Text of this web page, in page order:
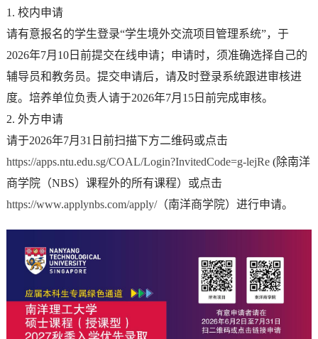
1. 校内申请
请有意报名的学生登录“学生境外交流项目管理系统”，于
2026年7月10日前提交在线申请；申请时，须准确选择自己的
辅导员和教务员。提交申请后，请及时登录系统跟进审核进
度。培养单位负责人请于2026年7月15日前完成审核。
2. 外方申请
请于2026年7月31日前扫描下方二维码或点击
https://apps.ntu.edu.sg/COAL/Login?InvitedCode=g-lejRe (除南洋
商学院（NBS）课程外的所有课程）或点击
https://www.applynbs.com/apply/（南洋商学院）进行申请。